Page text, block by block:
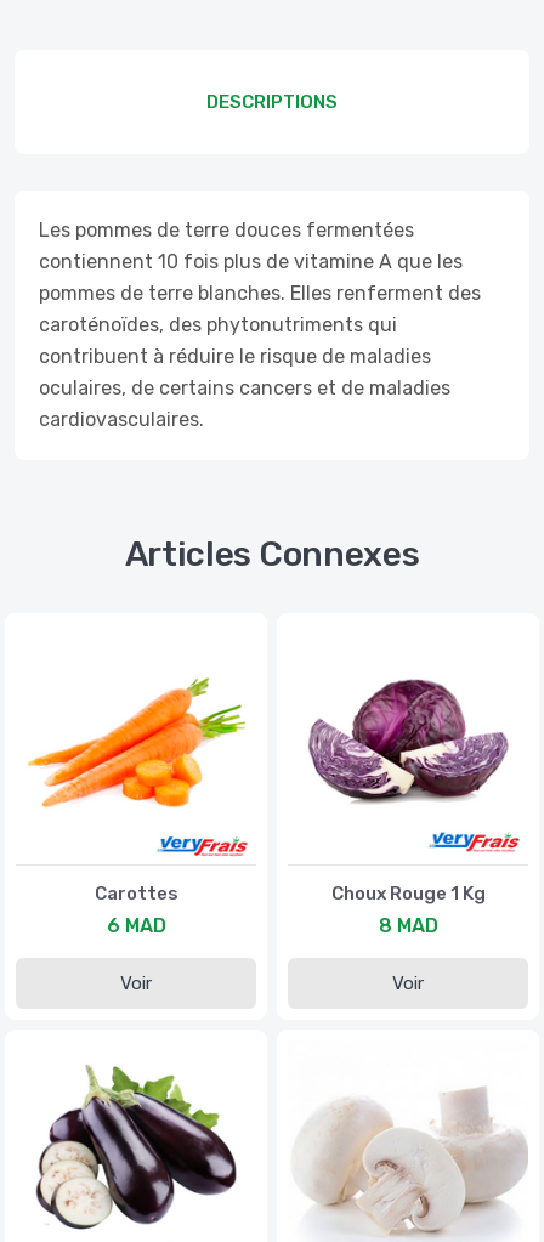
DESCRIPTIONS
Les pommes de terre douces fermentées
contiennent 10 fois plus de vitamine A que les
pommes de terre blanches. Elles renferment des
caroténoïdes, des phytonutriments qui
contribuent à réduire le risque de maladies
oculaires, de certains cancers et de maladies
cardiovasculaires.
Articles Connexes
Carottes
6 MAD
Voir
Choux Rouge 1 Kg
8 MAD
Voir